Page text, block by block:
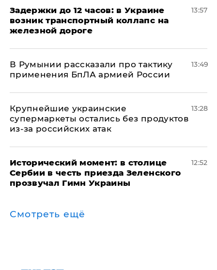
Задержки до 12 часов: в Украине
возник транспортный коллапс на
железной дороге
13:57
В Румынии рассказали про тактику
применения БпЛА армией России
13:49
Крупнейшие украинские
супермаркеты остались без продуктов
из-за российских атак
13:28
Исторический момент: в столице
Сербии в честь приезда Зеленского
прозвучал Гимн Украины
12:52
Смотреть ещё